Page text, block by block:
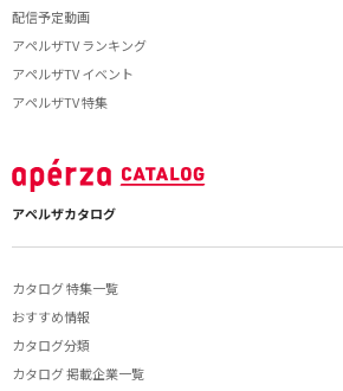
配信予定動画
アペルザTV ランキング
アペルザTV イベント
アペルザTV 特集
アペルザカタログ
カタログ 特集一覧
おすすめ情報
カタログ分類
カタログ 掲載企業一覧